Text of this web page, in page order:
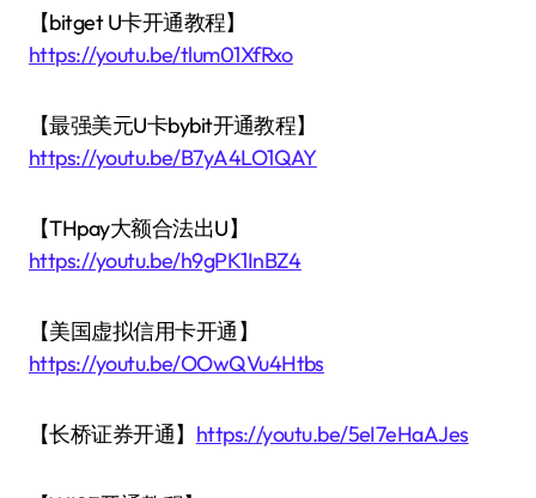
【bitget U卡开通教程】
https://youtu.be/tlum01XfRxo
【最强美元U卡bybit开通教程】
https://youtu.be/B7yA4LO1QAY
【THpay大额合法出U】
https://youtu.be/h9gPK1InBZ4
【美国虚拟信用卡开通】
https://youtu.be/OOwQVu4Htbs
【长桥证券开通】 https://youtu.be/5eI7eHaAJes